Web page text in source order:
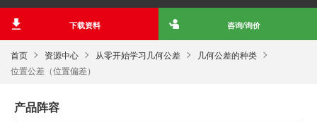
首页 资源中心 从零开始学习几何公差
几何公差的种类
位置公差（位置偏差）
下载资料 咨询/询价
产品阵容